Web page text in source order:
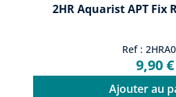
2HR Aquarist APT Fix
Ref :
9,90 €
Ajouter au